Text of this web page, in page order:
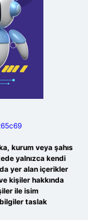
kurum veya şahıs
yalnızca kendi
yer alan içerikler
kişiler hakkında
ile isim
taslak